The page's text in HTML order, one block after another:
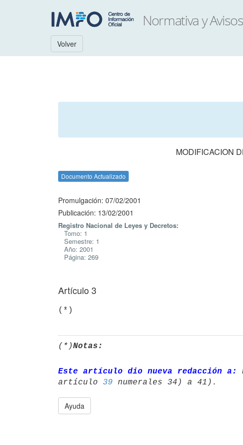
Volver
MODIFICACION
Documento Actualizado
Promulgación: 07/02/2001
Publicación: 13/02/2001
Registro Nacional de Leyes y Decretos:
Tomo: 1
Semestre: 1
Año: 2001
Página: 269
Artículo 3
(*)Notas:
Este artículo dio nueva redacción a:
artículo 39
Ayuda